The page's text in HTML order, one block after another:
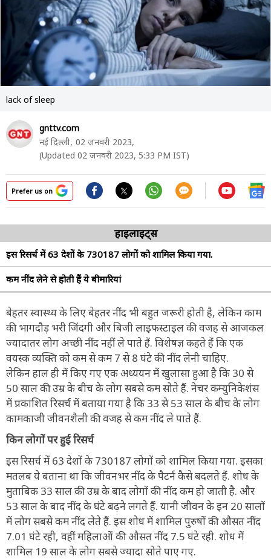
lack of sleep
gnttv.com
नई दिल्ली, 02 जनवरी 2023,
(Updated 02 जनवरी 2023, 5:33 PM IST)
Prefer us on
हाइलाइट्स
इस रिसर्च में 63 देशों के 730187 लोगों को शामिल किया गया.
कम नींद लेने से होती हैं ये बीमारियां
बेहतर स्वास्थ्य के लिए बेहतर नींद भी बहुत जरूरी होती है, लेकिन काम
की भागदौड़ भरी जिंदगी और बिजी लाइफस्टाइल की वजह से आजकल
ज्यादातर लोग अच्छी नींद नहीं ले पाते हैं. विशेषज्ञ कहते हैं कि एक
वयस्क व्यक्ति को कम से कम 7 से 8 घंटे की नींद लेनी चाहिए.
लेकिन हाल ही में किए गए एक अध्ययन में खुलासा हुआ है कि 30 से
50 साल की उम्र के बीच के लोग सबसे कम सोते हैं. नेचर कम्युनिकेशंस
में प्रकाशित रिसर्च में बताया गया है कि 33 से 53 साल के बीच के लोग
कामकाजी जीवनशैली की वजह से कम नींद ले पाते हैं.
किन लोगों पर हुई रिसर्च
इस रिसर्च में 63 देशों के 730187 लोगों को शामिल किया गया. इसका
मतलब ये बताना था कि जीवनभर नींद के पैटर्न कैसे बदलते हैं. शोध के
मुताबिक 33 साल की उम्र के बाद लोगों की नींद कम हो जाती है. और
53 साल के बाद नींद के घंटे बढ़ने लगते हैं. यानी जीवन के इन 20 सालों
में लोग सबसे कम नींद लेते हैं. इस शोध में शामिल पुरुषों की औसत नींद
7.01 घंटे रही, वहीं महिलाओं की औसत नींद 7.5 घंटे रही. शोध में
शामिल 19 साल के लोग सबसे ज्यादा सोते पाए गए.